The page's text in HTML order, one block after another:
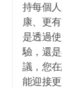
持每個
康、更
是透過
驗，還
議，您
能迎接